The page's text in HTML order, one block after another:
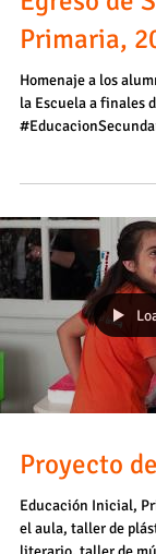
Egreso de
Primaria,
Homenaje a los
Proyecto